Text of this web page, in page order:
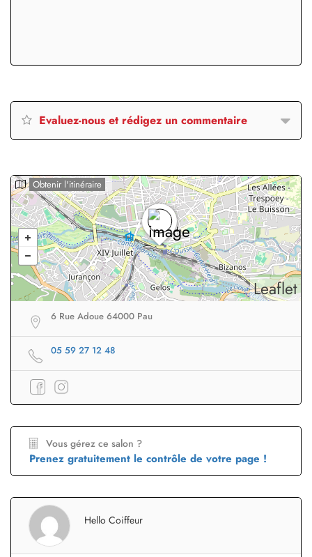
Evaluez-nous et rédigez un commentaire
Leaflet
Obtenir l'itinéraire
6 Rue Adoue 64000 Pau
05 59 27 12 48
Vous gérez ce salon ?
Prenez gratuitement le contrôle de votre page !
Hello Coiffeur